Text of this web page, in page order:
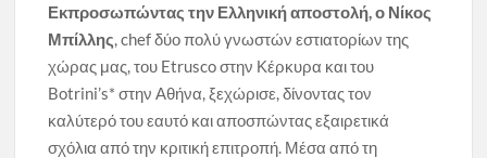
Εκπροσωπώντας την Ελληνική αποστολή, ο Νίκος
Μπίλλης, chef δύο πολύ γνωστών εστιατορίων της
χώρας μας, του Etrusco στην Κέρκυρα και του
Botrini’s* στην Αθήνα, ξεχώρισε, δίνοντας τον
καλύτερό του εαυτό και αποσπώντας εξαιρετικά
σχόλια από την κριτική επιτροπή. Μέσα από τη